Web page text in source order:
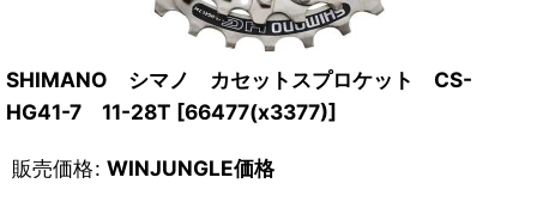
SHIMANO シマノ カセットスプロケット CS-
HG41-7 11-28T [66477(x3377)]
販売価格: WINJUNGLE価格